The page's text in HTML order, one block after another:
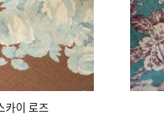
카이 로즈